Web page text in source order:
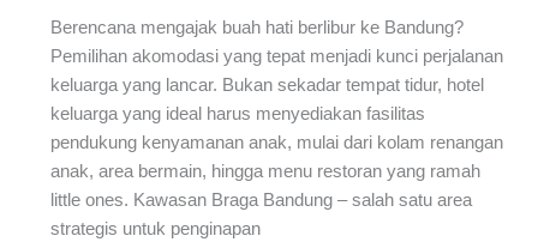
Berencana mengajak buah hati berlibur ke Bandung?
Pemilihan akomodasi yang tepat menjadi kunci perjalanan
keluarga yang lancar. Bukan sekadar tempat tidur, hotel
keluarga yang ideal harus menyediakan fasilitas
pendukung kenyamanan anak, mulai dari kolam renangan
anak, area bermain, hingga menu restoran yang ramah
little ones. Kawasan Braga Bandung – salah satu area
strategis untuk penginapan